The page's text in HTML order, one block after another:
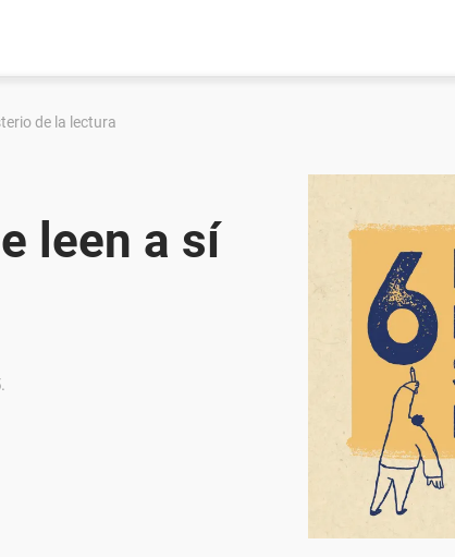
de la lectura
leen a sí